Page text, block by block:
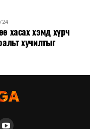
24
хасах хэмд хүрч
хучилтыг